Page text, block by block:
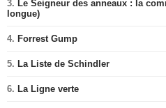
3. Le Seigneur des anneaux : la
longue)
4. Forrest Gump
5. La Liste de Schindler
6. La Ligne verte